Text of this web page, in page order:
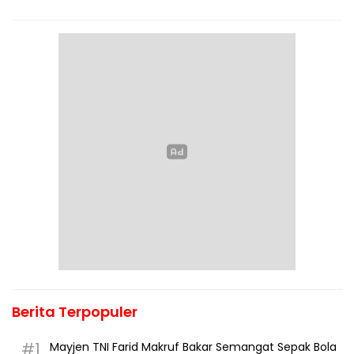
Berita Terpopuler
#1
Mayjen TNI Farid Makruf Bakar Semangat Sepak Bola